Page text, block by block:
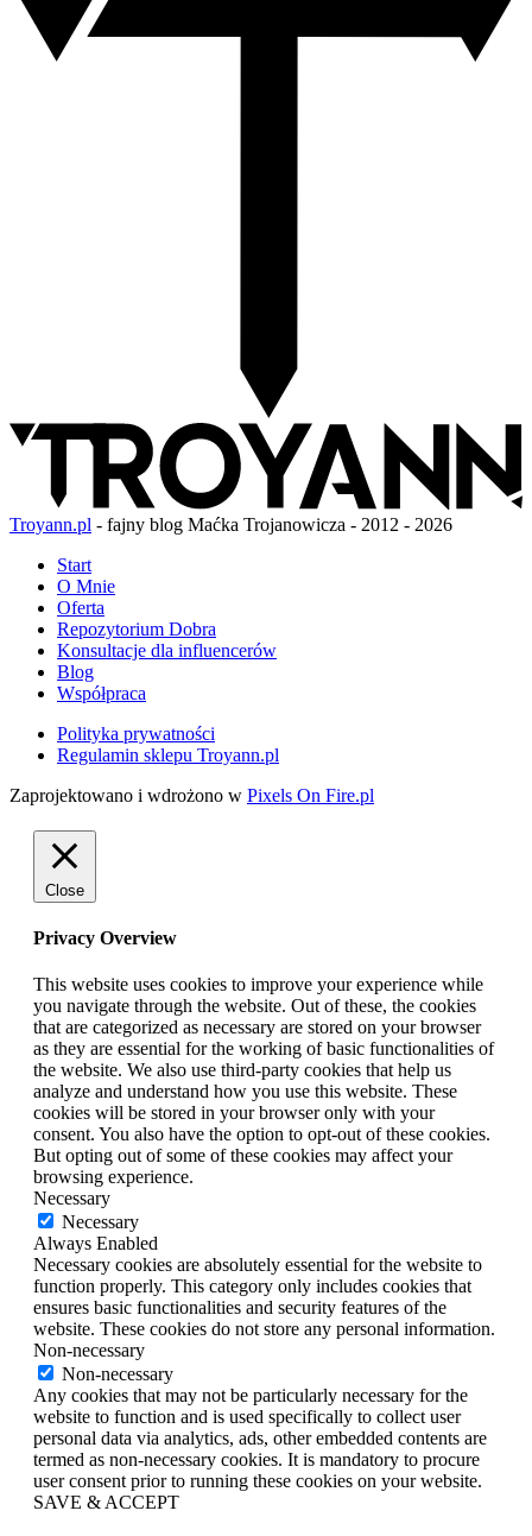
Troyann.pl - fajny blog Maćka Trojanowicza - 2012 - 2026
Start
O Mnie
Oferta
Repozytorium Dobra
Konsultacje dla influencerów
Blog
Współpraca
Polityka prywatności
Regulamin sklepu Troyann.pl
Zaprojektowano i wdrożono w Pixels On Fire.pl
Close
Privacy Overview
This website uses cookies to improve your experience while
you navigate through the website. Out of these, the cookies
that are categorized as necessary are stored on your browser
as they are essential for the working of basic functionalities of
the website. We also use third-party cookies that help us
analyze and understand how you use this website. These
cookies will be stored in your browser only with your
consent. You also have the option to opt-out of these cookies.
But opting out of some of these cookies may affect your
browsing experience.
Necessary
Necessary
Always Enabled
Necessary cookies are absolutely essential for the website to
function properly. This category only includes cookies that
ensures basic functionalities and security features of the
website. These cookies do not store any personal information.
Non-necessary
Non-necessary
Any cookies that may not be particularly necessary for the
website to function and is used specifically to collect user
personal data via analytics, ads, other embedded contents are
termed as non-necessary cookies. It is mandatory to procure
user consent prior to running these cookies on your website.
SAVE & ACCEPT